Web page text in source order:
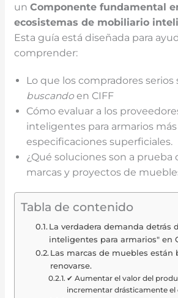
unComponente fundamental
ecosistemas de mobiliario
Esta guía está diseñada para
comprender:
Lo que los compradores serios
buscando en CIFF
Cómo evaluar a los
inteligentes para armarios más
especificaciones superficiales.
¿Qué soluciones son a prueba
marcas y proyectos de
Tabla de contenido
La verdadera demanda detrás
inteligentes para armarios" en
Las marcas de muebles están
renovarse.
✔ Aumentar el valor del
incrementar drásticamente el